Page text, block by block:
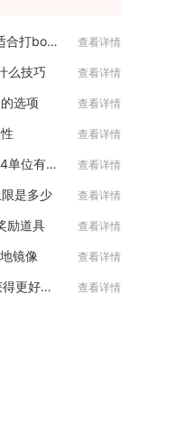
烽火十八州阵容搭配有哪些适合打boss的组合 查看详情
么技巧 查看详情
选项 查看详情
查看详情
王国纪元想要快速生成20个t4单位有什么窍门 查看详情
是多少 查看详情
励道具 查看详情
镜像 查看详情
如何在影之刃3重剑无锋中获得更好的装备 查看详情